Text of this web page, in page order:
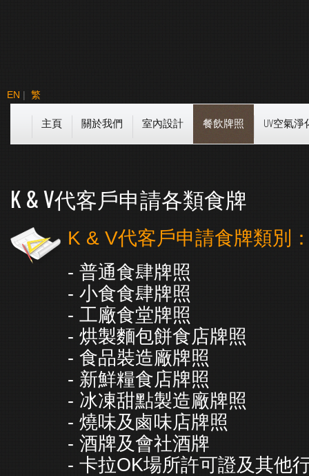
EN | 繁
主頁 關於我們 室內設計 餐飲牌照 UV空氣
K & V代客戶申請各類食牌
K & V代客戶申請食牌類別
- 普通食肆牌照
- 小食食肆牌照
- 工廠食堂牌照
- 烘製麵包餅食店牌照
- 食品裝造廠牌照
- 新鮮糧食店牌照
- 冰凍甜點製造廠牌照
- 燒味及鹵味店牌照
- 酒牌及會社酒牌
- 卡拉OK場所許可證及其他